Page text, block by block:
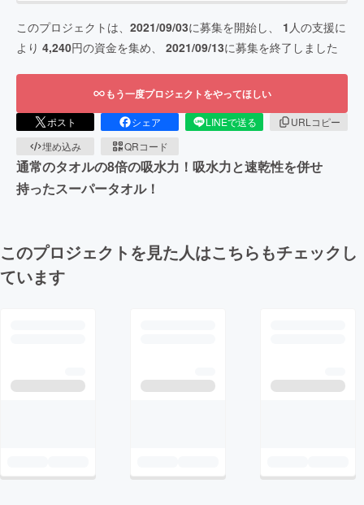
このプロジェクトは、 2021/09/03に募集を開始し、 1 人の支援に
より 4,240円の資金を集め、 2021/09/13に募集を終了しました
もう一度プロジェクトをやってほしい
ポスト シェア LINEで送る
URLコピー
埋め込み
QRコード
通常のタオルの8倍の吸水力！吸水力と速乾性を併せ
持ったスーパータオル！
このプロジェクトを見た人はこちらもチェックし
ています